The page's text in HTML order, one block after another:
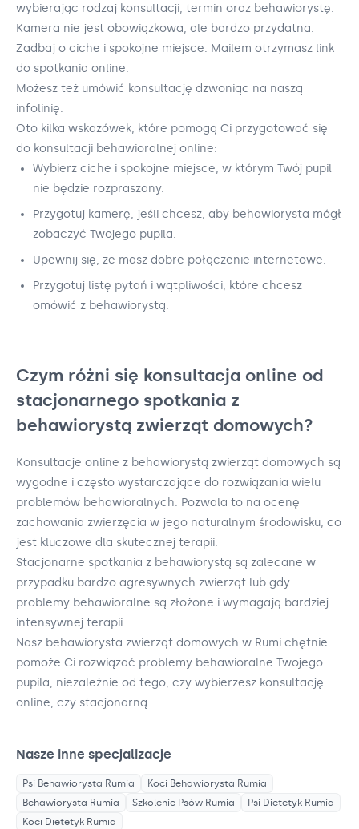
wybierając rodzaj konsultacji, termin oraz behawiorystę.
Kamera nie jest obowiązkowa, ale bardzo przydatna.
Zadbaj o ciche i spokojne miejsce. Mailem otrzymasz link
do spotkania online.
Możesz też umówić konsultację dzwoniąc na naszą
infolinię.
Oto kilka wskazówek, które pomogą Ci przygotować się
do konsultacji behawioralnej online:
Wybierz ciche i spokojne miejsce, w którym Twój pupil
nie będzie rozpraszany.
Przygotuj kamerę, jeśli chcesz, aby behawiorysta mógł
zobaczyć Twojego pupila.
Upewnij się, że masz dobre połączenie internetowe.
Przygotuj listę pytań i wątpliwości, które chcesz
omówić z behawiorystą.
Czym różni się konsultacja online od
stacjonarnego spotkania z
behawiorystą zwierząt domowych?
Konsultacje online z behawiorystą zwierząt domowych są
wygodne i często wystarczające do rozwiązania wielu
problemów behawioralnych. Pozwala to na ocenę
zachowania zwierzęcia w jego naturalnym środowisku, co
jest kluczowe dla skutecznej terapii.
Stacjonarne spotkania z behawiorystą są zalecane w
przypadku bardzo agresywnych zwierząt lub gdy
problemy behawioralne są złożone i wymagają bardziej
intensywnej terapii.
Nasz behawiorysta zwierząt domowych w Rumi chętnie
pomoże Ci rozwiązać problemy behawioralne Twojego
pupila, niezależnie od tego, czy wybierzesz konsultację
online, czy stacjonarną.
Nasze inne specjalizacje
Psi Behawiorysta Rumia Koci Behawiorysta Rumia
Behawiorysta Rumia Szkolenie Psów Rumia Psi Dietetyk Rumia
Koci Dietetyk Rumia